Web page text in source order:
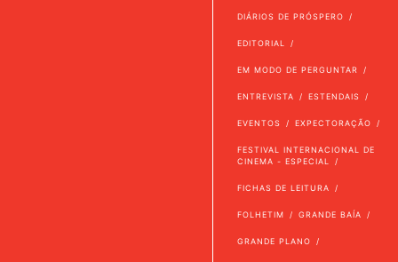
DIÁRIOS DE PRÓSPERO
EDITORIAL
EM MODO DE PERGUNTAR
ENTREVISTA ESTENDAIS
EVENTOS EXPECTORAÇÃO
FESTIVAL INTERNACIONAL DE
CINEMA - ESPECIAL
FICHAS DE LEITURA
FOLHETIM GRANDE BAÍA
GRANDE PLANO